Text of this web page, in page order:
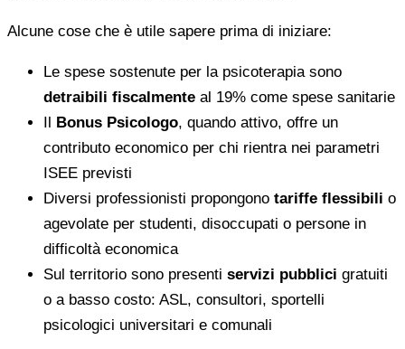
Alcune cose che è utile sapere prima di iniziare:
Le spese sostenute per la psicoterapia sono
detraibili fiscalmente al 19% come spese sanitarie
Il Bonus Psicologo, quando attivo, offre un
contributo economico per chi rientra nei parametri
ISEE previsti
Diversi professionisti propongono tariffe flessibili o
agevolate per studenti, disoccupati o persone in
difficoltà economica
Sul territorio sono presenti servizi pubblici gratuiti
o a basso costo: ASL, consultori, sportelli
psicologici universitari e comunali